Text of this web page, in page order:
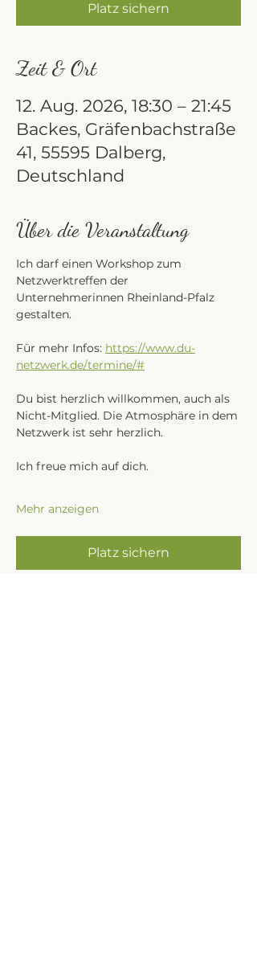
Platz sichern
Zeit & Ort
12. Aug. 2026, 18:30 – 21:45
Backes, Gräfenbachstraße
41, 55595 Dalberg,
Deutschland
Über die Veranstaltung
Ich darf einen Workshop zum
Netzwerktreffen der
Unternehmerinnen Rheinland-Pfalz
gestalten.
Für mehr Infos: https://www.du-
netzwerk.de/termine/#
Du bist herzlich willkommen, auch als
Nicht-Mitglied. Die Atmosphäre in dem
Netzwerk ist sehr herzlich.
Ich freue mich auf dich.
Mehr anzeigen
Platz sichern